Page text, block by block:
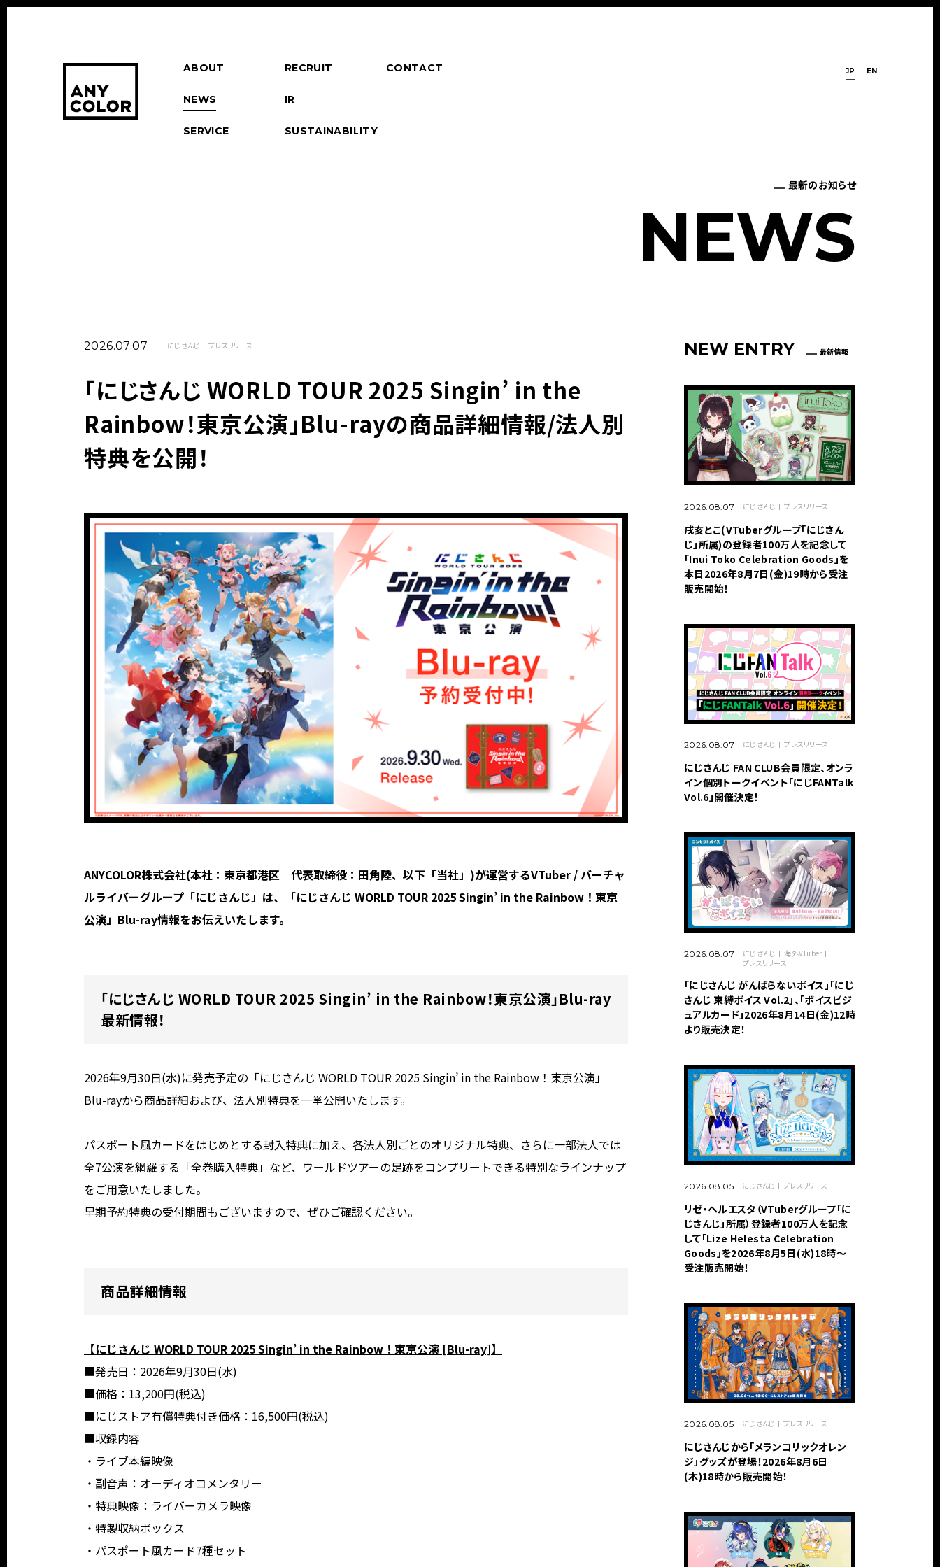
ABOUT
NEWS
SERVICE
RECRUIT
IR
SUSTAINABILITY
CONTACT JP EN
最新のお知らせ
NEWS
2026.07.07 にじさんじ プレスリリース
「にじさんじ WORLD TOUR 2025 Singin’ in the
Rainbow！東京公演」Blu-rayの商品詳細情報/法人別
特典を公開！
ANYCOLOR株式会社(本社：東京都港区 代表取締役：田角陸、以下「当社」)が運営するVTuber / バーチャ
ルライバーグループ「にじさんじ」は、「にじさんじ WORLD TOUR 2025 Singin’ in the Rainbow！東京
公演」Blu-ray情報をお伝えいたします。
「にじさんじ WORLD TOUR 2025 Singin’ in the Rainbow！東京公演」Blu-ray
最新情報！
2026年9月30日(水)に発売予定の「にじさんじ WORLD TOUR 2025 Singin’ in the Rainbow！東京公演」
Blu-rayから商品詳細および、法人別特典を一挙公開いたします。
パスポート風カードをはじめとする封入特典に加え、各法人別ごとのオリジナル特典、さらに一部法人では
全7公演を網羅する「全巻購入特典」など、ワールドツアーの足跡をコンプリートできる特別なラインナップ
をご用意いたしました。
早期予約特典の受付期間もございますので、ぜひご確認ください。
商品詳細情報
【にじさんじ WORLD TOUR 2025 Singin’ in the Rainbow！東京公演 [Blu-ray]】
■発売日：2026年9月30日(水)
■価格：13,200円(税込)
■にじストア有償特典付き価格：16,500円(税込)
■収録内容
・ライブ本編映像
・副音声：オーディオコメンタリー
・特典映像：ライバーカメラ映像
・特製収納ボックス
・パスポート風カード7種セット
NEW ENTRY 最新情報
2026.08.07 にじさんじ プレスリリース
戌亥とこ(VTuberグループ「にじさん
じ」所属)の登録者100万人を記念して
「Inui Toko Celebration Goods」を
本日2026年8月7日(金)19時から受注
販売開始！
2026.08.07 にじさんじ プレスリリース
にじさんじ FAN CLUB会員限定、オンラ
イン個別トークイベント「にじFANTalk
Vol.6」開催決定！
2026.08.07 にじさんじ
海外VTuber
プレスリリース
「にじさんじ がんばらないボイス」「にじ
さんじ 束縛ボイス Vol.2」、「ボイスビジ
ュアルカード」2026年8月14日(金)12時
より販売決定！
2026.08.05 にじさんじ プレスリリース
リゼ・ヘルエスタ（VTuberグループ「に
じさんじ」所属）登録者100万人を記念
して「Lize Helesta Celebration
Goods」を2026年8月5日(水)18時～
受注販売開始！
2026.08.05 にじさんじ プレスリリース
にじさんじから「メランコリックオレン
ジ」グッズが登場！2026年8月6日
(木)18時から販売開始！